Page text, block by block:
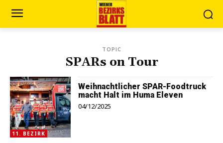
TOPIC
SPARs on Tour
11. BEZIRK
Weihnachtlicher SPAR-Foodtruck
macht Halt im Huma Eleven
04/12/2025